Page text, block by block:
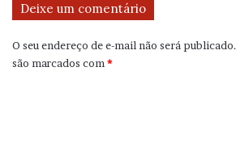
Deixe um comentário
O seu endereço de e-mail não será publicado.
são marcados com *